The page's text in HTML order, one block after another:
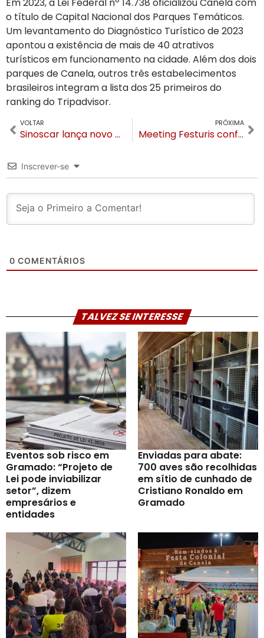
Em 2023, a Lei Federal nº 14.738 oficializou Canela com
o título de Capital Nacional dos Parques Temáticos.
Um levantamento do Diagnóstico Turístico de 2023
apontou a existência de mais de 40 atrativos
turísticos em funcionamento na cidade. Além dos dois
parques de Canela, outros três estabelecimentos
brasileiros integram a lista dos 25 primeiros do
ranking do Tripadvisor.
VOLTAR
Sinoscar lança novo Chevrolet Tracker 2026 com evento simultâneo em oito cidades gaúchas
PRÓXIMA
Meeting Festuris confirma Daiane dos Santos como painelista e abre venda de ingressos
Inscrever-se
0 COMENTÁRIOS
TALVEZ SE INTERESSE
Eventos sob risco em
Gramado: “Projeto de
Lei pode inviabilizar
setor”, dizem
empresários e
entidades
Enviadas para abate:
700 aves são recolhidas
em sítio de cunhado de
Cristiano Ronaldo em
Gramado